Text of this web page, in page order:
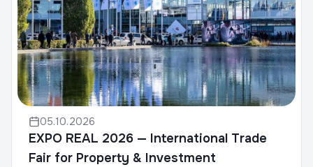
05.10.2026
EXPO REAL 2026 — International Trade
Fair for Property & Investment